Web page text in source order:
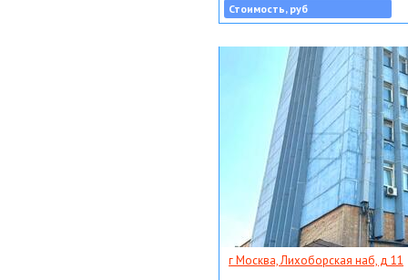
Стоимость, руб
г Москва, Лихоборская наб, д 11